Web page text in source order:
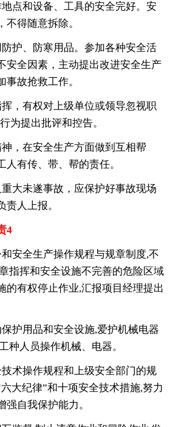
点和设备、工具的安全完好。安
得随意拆除。
护、防寒用品。参加各种安全活
安全因素，主动提出改进安全生产
故抢救工作。
，有权对上级单位或领导忽视职
为提出批评和控告。
，在安全生产方面做到互相帮
有传、带、帮的责任。
大未遂事故，应保护好事故现场
责人上报。
4
安全生产操作规程与规章制度,不
指挥和安全设施不完善的危险区域
的有权停止作业,汇报项目经理提出
护用品和安全设施,爱护机械电器
种人员操作机械、电器。
术操作规程和上级安全部门的规
大纪律”和十项安全技术措施,努力
自我保护能力。